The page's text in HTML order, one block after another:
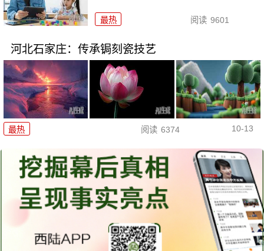
最热 阅读 9601
河北石家庄：传承锔刻瓷技艺
最热 阅读 6374 10-13